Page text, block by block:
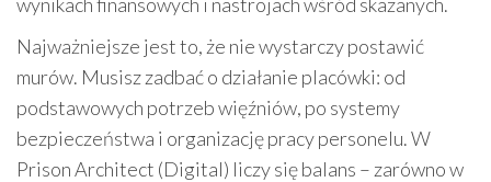
Najważniejsze jest to, że nie wystarczy postawić
murów. Musisz zadbać o działanie placówki: od
podstawowych potrzeb więźniów, po systemy
bezpieczeństwa i organizację pracy personelu. W
Prison Architect (Digital) liczy się balans – zarówno w